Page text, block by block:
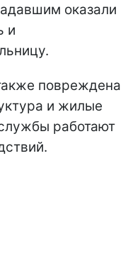
оказали
и
повреждена
и жилые
работают